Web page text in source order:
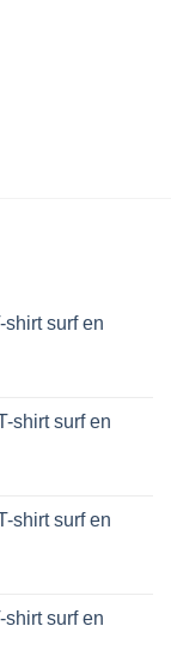
shirt surf en
shirt surf en
shirt surf en
shirt surf en